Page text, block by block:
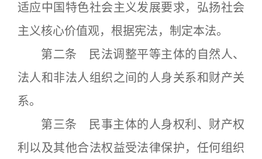
适应中国特色社会主义发展要求，弘扬社会
主义核心价值观，根据宪法，制定本法。
第二条 民法调整平等主体的自然人、
法人和非法人组织之间的人身关系和财产关
系。
第三条 民事主体的人身权利、财产权
利以及其他合法权益受法律保护，任何组织